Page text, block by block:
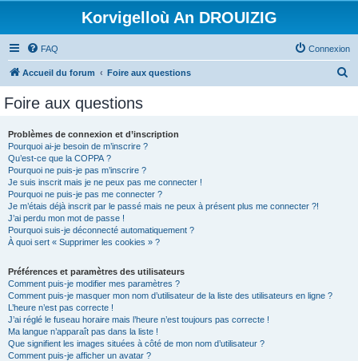
Korvigelloù An DROUIZIG
FAQ Connexion
Accueil du forum Foire aux questions
Foire aux questions
Problèmes de connexion et d’inscription
Pourquoi ai-je besoin de m’inscrire ?
Qu’est-ce que la COPPA ?
Pourquoi ne puis-je pas m’inscrire ?
Je suis inscrit mais je ne peux pas me connecter !
Pourquoi ne puis-je pas me connecter ?
Je m’étais déjà inscrit par le passé mais ne peux à présent plus me connecter ?!
J’ai perdu mon mot de passe !
Pourquoi suis-je déconnecté automatiquement ?
À quoi sert « Supprimer les cookies » ?
Préférences et paramètres des utilisateurs
Comment puis-je modifier mes paramètres ?
Comment puis-je masquer mon nom d’utilisateur de la liste des utilisateurs en ligne ?
L’heure n’est pas correcte !
J’ai réglé le fuseau horaire mais l’heure n’est toujours pas correcte !
Ma langue n’apparaît pas dans la liste !
Que signifient les images situées à côté de mon nom d’utilisateur ?
Comment puis-je afficher un avatar ?